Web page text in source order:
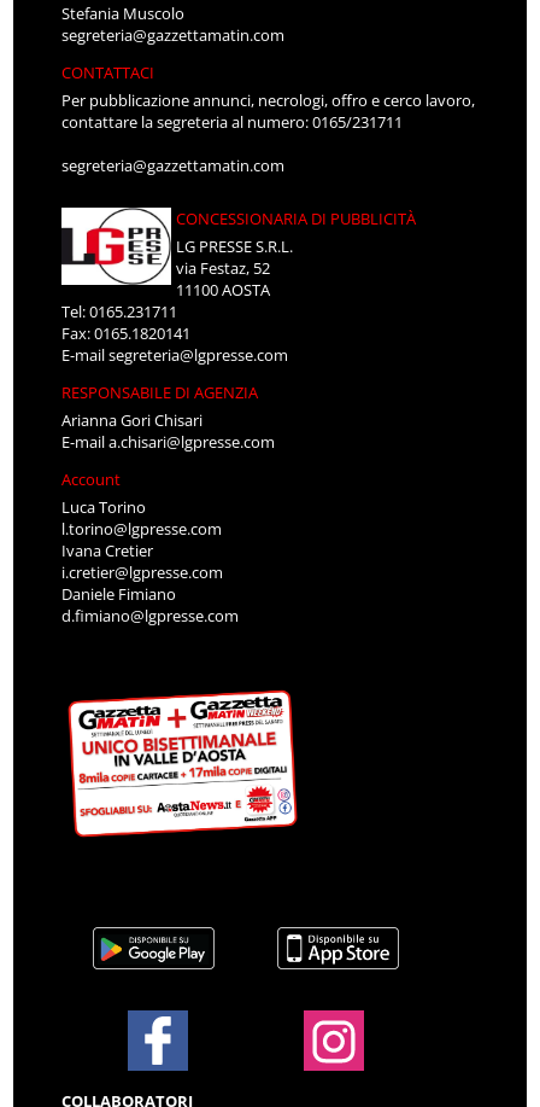
Stefania Muscolo
segreteria@gazzettamatin.com
CONTATTACI
Per pubblicazione annunci, necrologi, offro e cerco lavoro,
contattare la segreteria al numero: 0165/231711
segreteria@gazzettamatin.com
CONCESSIONARIA DI PUBBLICITÀ
LG PRESSE S.R.L.
via Festaz, 52
11100 AOSTA
Tel: 0165.231711
Fax: 0165.1820141
E-mailsegreteria@lgpresse.com
RESPONSABILE DI AGENZIA
Arianna Gori Chisari
E-maila.chisari@lgpresse.com
Account
Luca Torino
l.torino@lgpresse.com
Ivana Cretier
i.cretier@lgpresse.com
Daniele Fimiano
d.fimiano@lgpresse.com
COLLABORATORI